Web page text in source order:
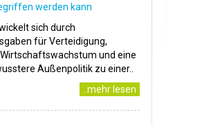
werden kann
sich durch
für Verteidigung,
und eine
Außenpolitik zu einer..
..mehr lesen